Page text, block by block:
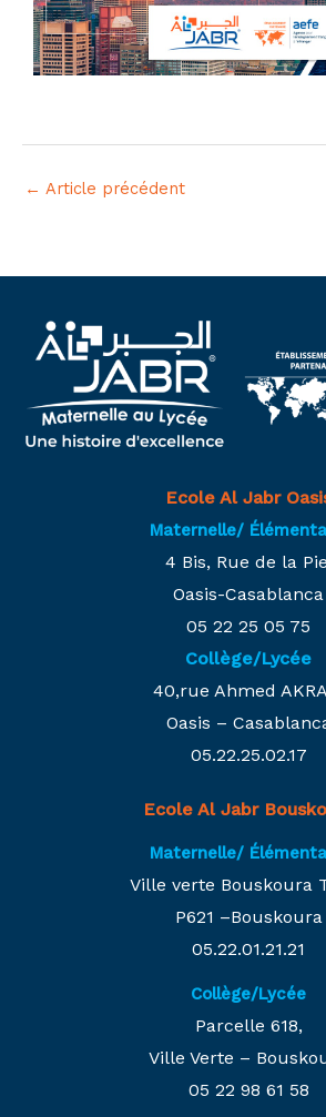
← Article précédent
Ecole Al Jabr
Maternelle/
4 Bis, Rue de la
Oasis-Casablanca
05 22 25 05 75
Collège/Lycée
40,rue Ahmed
Oasis –
05.22.25.02.17
Ecole Al Jabr
Maternelle/
Ville verte Bouskoura
P621 –Bouskoura
05.22.01.21.21
Collège/Lycée
Parcelle 618,
Ville Verte –
05 22 98 61 58